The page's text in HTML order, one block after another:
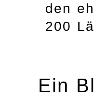
den
200
Ein